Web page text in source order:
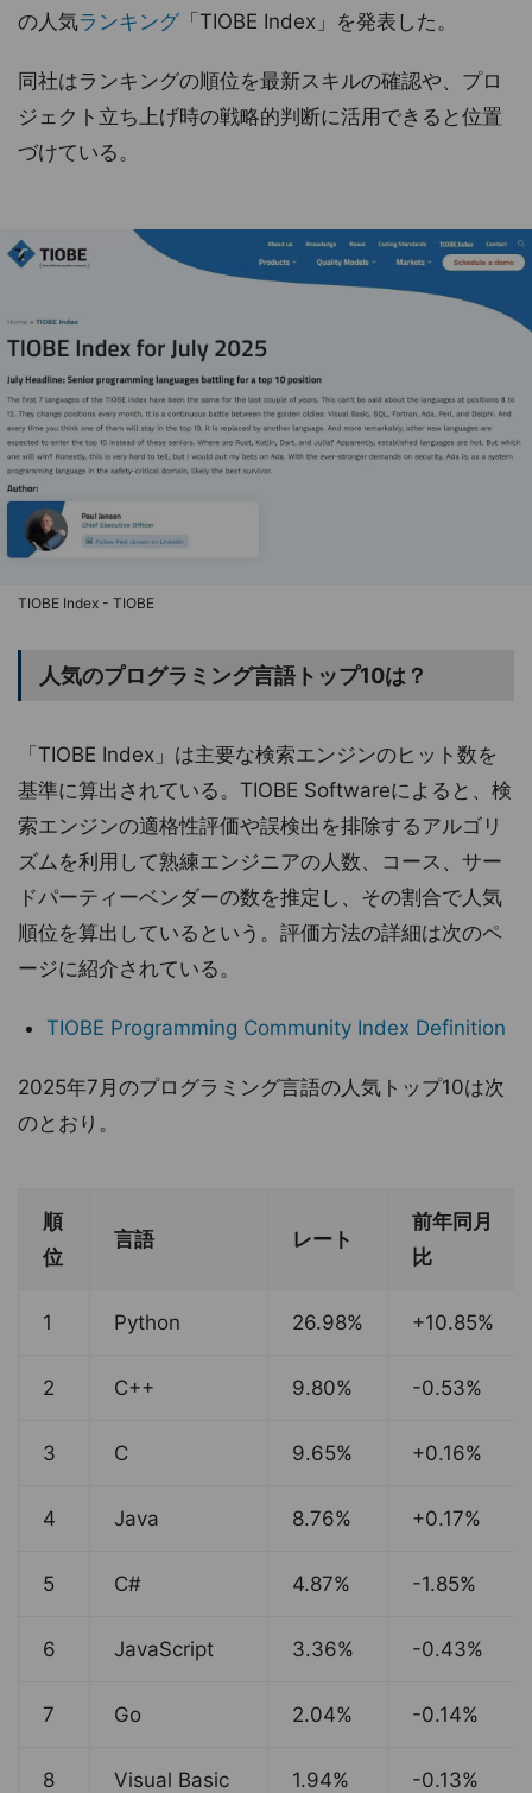
の人気ランキング 「TIOBE Index」を発表した。
同社はランキングの順位を最新スキルの確認や、プロ
ジェクト立ち上げ時の戦略的判断に活用できると位置
づけている。
TIOBE Index - TIOBE
人気のプログラミング言語トップ10は？
「TIOBE Index」は主要な検索エンジンのヒット数を
基準に算出されている。TIOBE Softwareによると、検
索エンジンの適格性評価や誤検出を排除するアルゴリ
ズムを利用して熟練エンジニアの人数、コース、サー
ドパーティーベンダーの数を推定し、その割合で人気
順位を算出しているという。評価方法の詳細は次のペ
ージに紹介されている。
TIOBE Programming Community Index Definition
2025年7月のプログラミング言語の人気トップ10は次
のとおり。
順
位
言語 レート
前年同月
比
1 Python 26.98% +10.85%
2 C++ 9.80% -0.53%
3 C 9.65% +0.16%
4 Java 8.76% +0.17%
5 C# 4.87% -1.85%
6 JavaScript 3.36% -0.43%
7 Go 2.04% -0.14%
8 Visual Basic 1.94% -0.13%